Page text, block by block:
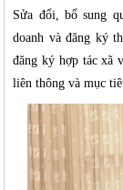
Sửa đổi, bổ sung
doanh và đăng ký
đăng ký hợp tác xã
liên thông và mục